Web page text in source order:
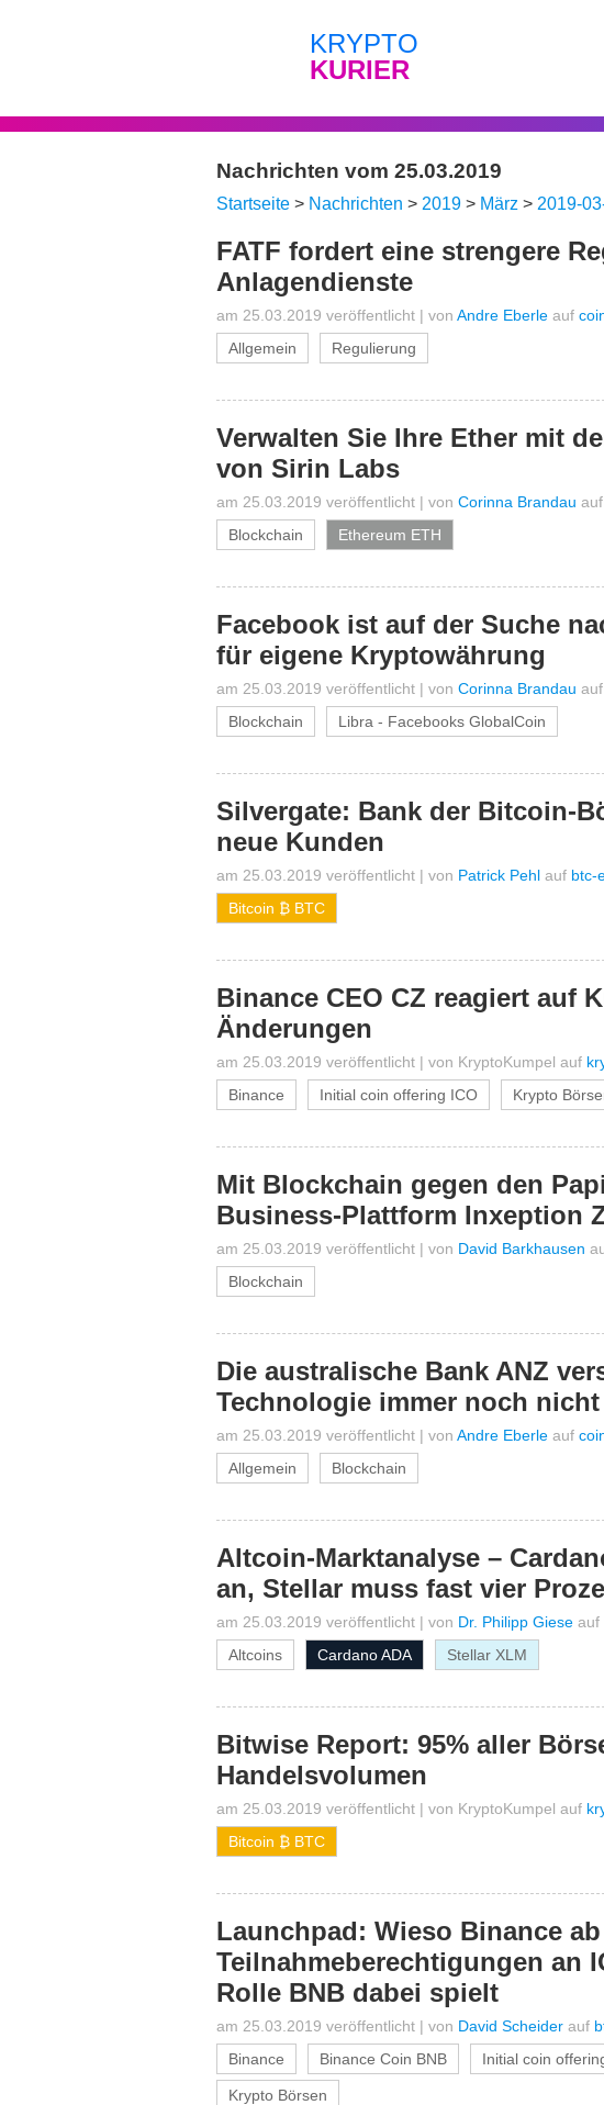
KRYPTO
KURIER
Nachrichten vom 25.03.2019
Startseite > Nachrichten > 2019 > März > 2019-
FATF fordert eine strengere
Anlagendienste
am 25.03.2019 veröffentlicht | von Andre Eberle auf
Allgemein
Regulierung
Verwalten Sie Ihre Ether mit
von Sirin Labs
am 25.03.2019 veröffentlicht | von Corinna Brandau auf
Blockchain
Ethereum ETH
Facebook ist auf der Suche
für eigene Kryptowährung
am 25.03.2019 veröffentlicht | von Corinna Brandau auf
Blockchain
Libra - Facebooks GlobalCoin
Silvergate: Bank der Bitcoin-
neue Kunden
am 25.03.2019 veröffentlicht | von Patrick Pehl auf btc-
Bitcoin ₿ BTC
Binance CEO CZ reagiert auf
Änderungen
am 25.03.2019 veröffentlicht | von KryptoKumpel auf
Binance
Initial coin offering ICO Krypto
Mit Blockchain gegen den
Business-Plattform Inxeption
am 25.03.2019 veröffentlicht | von David Barkhausen
Blockchain
Die australische Bank ANZ
Technologie immer noch nicht
am 25.03.2019 veröffentlicht | von Andre Eberle auf
Allgemein
Blockchain
Altcoin-Marktanalyse –
an, Stellar muss fast vier
am 25.03.2019 veröffentlicht | von Dr. Philipp Giese auf
Altcoins
Cardano ADA Stellar XLM
Bitwise Report: 95% aller
Handelsvolumen
am 25.03.2019 veröffentlicht | von KryptoKumpel auf
Bitcoin ₿ BTC
Launchpad: Wieso Binance
Teilnahmeberechtigungen an
Rolle BNB dabei spielt
am 25.03.2019 veröffentlicht | von David Scheider auf
Binance
Binance Coin BNB Initial coin
Krypto Börsen